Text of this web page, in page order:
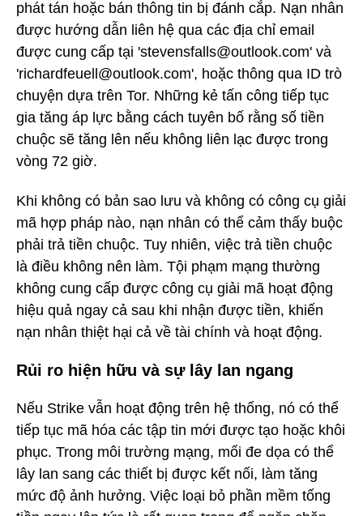
phát tán hoặc bán thông tin bị đánh cắp. Nạn nhân
được hướng dẫn liên hệ qua các địa chỉ email
được cung cấp tại 'stevensfalls@outlook.com' và
'richardfeuell@outlook.com', hoặc thông qua ID trò
chuyện dựa trên Tor. Những kẻ tấn công tiếp tục
gia tăng áp lực bằng cách tuyên bố rằng số tiền
chuộc sẽ tăng lên nếu không liên lạc được trong
vòng 72 giờ.
Khi không có bản sao lưu và không có công cụ giải
mã hợp pháp nào, nạn nhân có thể cảm thấy buộc
phải trả tiền chuộc. Tuy nhiên, việc trả tiền chuộc
là điều không nên làm. Tội phạm mạng thường
không cung cấp được công cụ giải mã hoạt động
hiệu quả ngay cả sau khi nhận được tiền, khiến
nạn nhân thiệt hại cả về tài chính và hoạt động.
Rủi ro hiện hữu và sự lây lan ngang
Nếu Strike vẫn hoạt động trên hệ thống, nó có thể
tiếp tục mã hóa các tập tin mới được tạo hoặc khôi
phục. Trong môi trường mạng, mối đe dọa có thể
lây lan sang các thiết bị được kết nối, làm tăng
mức độ ảnh hưởng. Việc loại bỏ phần mềm tống